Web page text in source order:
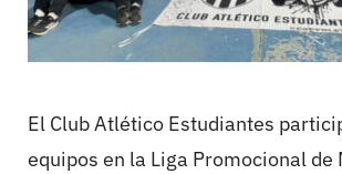
El Club Atlético Estudiantes
equipos en la Liga Promocional de